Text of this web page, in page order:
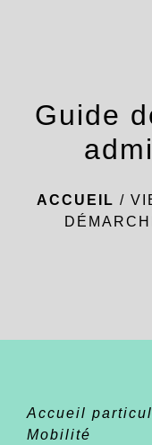
Guide
ACCUEIL /
Accueil
Mobilité